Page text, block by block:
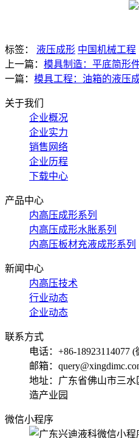
标签： 液压成形 中国机械工程
上一篇： 模具制造：平底简形
一篇： 模具工程：油箱的液压
关于我们
企业概况
企业实力
销售网络
企业历程
下载中心
产品中心
内高压成形系列
内高压成形水胀系列
内高压板材充液成形系列
新闻中心
内高压技术
行业动态
企业动态
联系方式
电话：+86-18923114077
邮箱：
地址：广东省佛山市三
造产业园
微信小程序